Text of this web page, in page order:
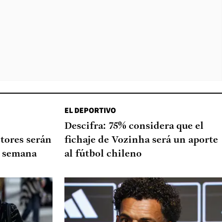
serán
EL DEPORTIVO
Descifra: 75% considera que el
fichaje de Vozinha será un aporte
al fútbol chileno